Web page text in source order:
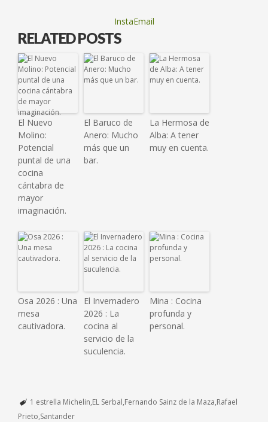
InstaEmail
RELATED POSTS
El Nuevo
Molino:
Potencial
puntal de una
cocina
cántabra de
mayor
imaginación.
El Baruco de
Anero: Mucho
más que un
bar.
La Hermosa de
Alba: A tener
muy en cuenta.
Osa 2026 : Una
mesa
cautivadora.
El Invernadero
2026 : La
cocina al
servicio de la
suculencia.
Mina : Cocina
profunda y
personal.
1 estrella Michelin EL Serbal Fernando Sainz de la Maza Rafael
Prieto Santander